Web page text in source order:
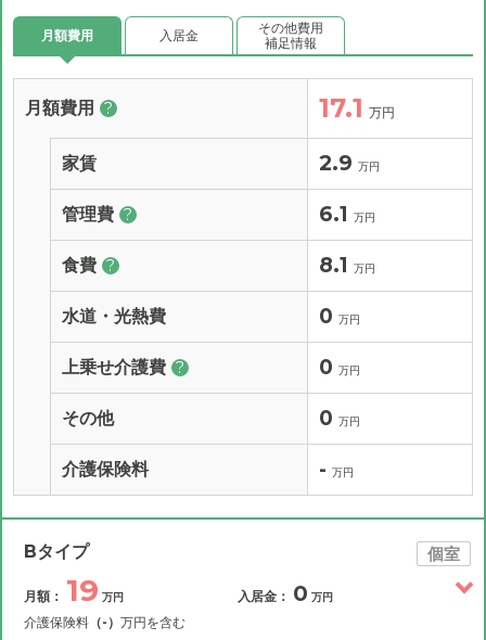
月額費用 入居金
その他費用
補足情報
月額費用 ? 17.1 万円
家賃 2.9 万円
管理費 ? 6.1 万円
食費 ? 8.1 万円
水道・光熱費 0 万円
上乗せ介護費 ? 0 万円
その他 0 万円
介護保険料 - 万円
Bタイプ 個室
月額： 19 万円
介護保険料 （-） 万円を含む
入居金： 0 万円